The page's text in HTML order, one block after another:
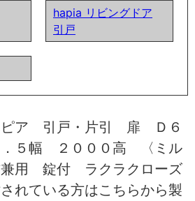
hapia リビングドア
引戸
ピア 引戸・片引 扉 Ｄ６
５幅 ２０００高 〈ミル
用 錠付 ラクラクローズ
れている方はこちらから製